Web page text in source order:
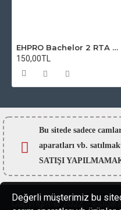
EHPRO Bachelor 2 RTA Atomizer Camı
150,00TL
Bu sitede sadece
aparatları vb.
SATIŞI
Copyright © 2022 -
Değerli müşterimiz bu